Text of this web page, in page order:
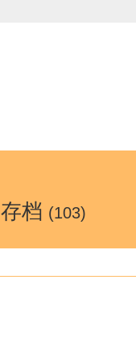
档 (103)